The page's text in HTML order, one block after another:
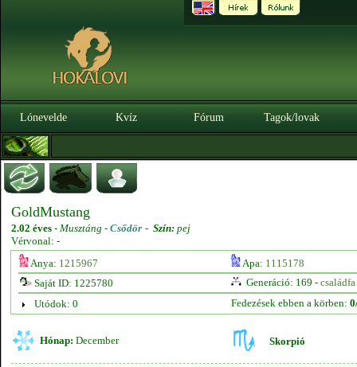
Lónevelde Kvíz Fórum Tagok/lovak
GoldMustang
2.02 éves - Musztáng - Csődör - Szín: pej
Vérvonal: -
Anya: 1215967 Apa: 1115178
Saját ID: 1225780
Generáció: 169 - családfa
Utódok: 0
Fedezések ebben a körben:
Hónap: December Skorpió